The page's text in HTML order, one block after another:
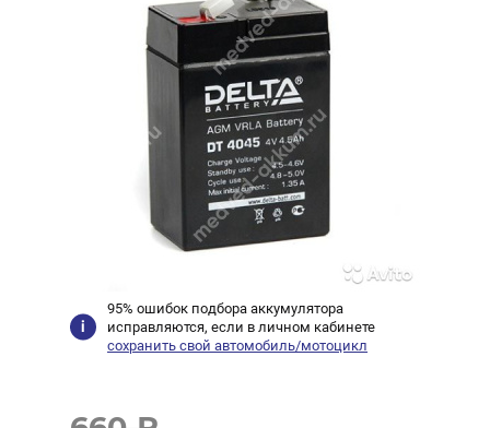
95% ошибок подбора аккумулятора
исправляются, если в личном кабинете
сохранить свой автомобиль/мотоцикл